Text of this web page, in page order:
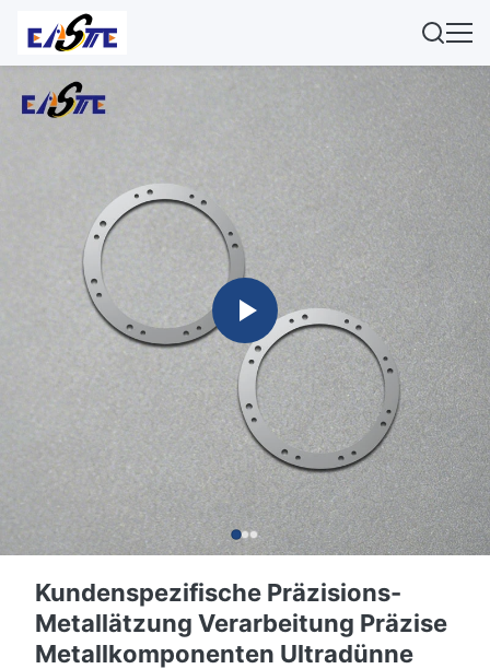
Kundenspezifische Präzisions-
Metallätzung Verarbeitung Präzise
Metallkomponenten Ultradünne